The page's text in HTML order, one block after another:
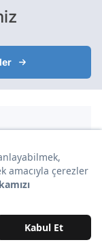
Reklam
Reklam